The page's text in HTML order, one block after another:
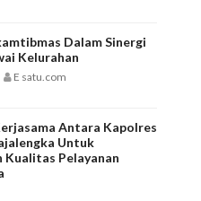
Dalam Sinergi
Kelurahan
E satu.com
Antara Kapolres
Untuk
Pelayanan